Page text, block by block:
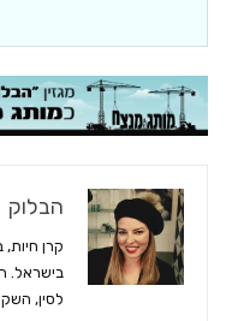
הבלוק
קרן
בישראל.
לסין,